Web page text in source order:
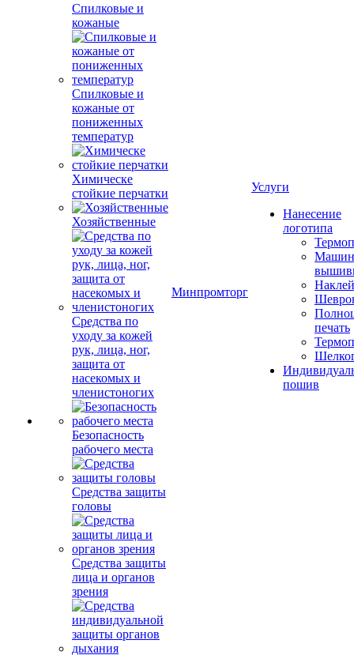
Спилковые и
кожаные
Спилковые и
кожаные от
пониженных
температур
Химическе
стойкие перчатки
Хозяйственные
Средства по
уходу за кожей
рук, лица, ног,
защита от
насекомых и
членистоногих
Безопасность
рабочего места
Средства защиты
головы
Средства защиты
лица и органов
зрения
Минпромторг
Услуги
Нанесение
логотипа
печать
пошив